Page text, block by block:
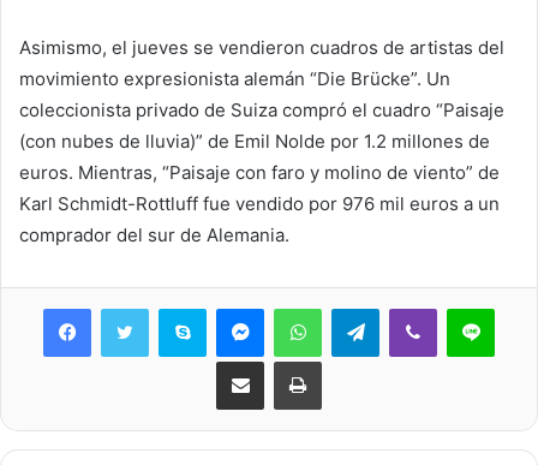
Asimismo, el jueves se vendieron cuadros de artistas del
movimiento expresionista alemán “Die Brücke”. Un
coleccionista privado de Suiza compró el cuadro “Paisaje
(con nubes de lluvia)” de Emil Nolde por 1.2 millones de
euros. Mientras, “Paisaje con faro y molino de viento” de
Karl Schmidt-Rottluff fue vendido por 976 mil euros a un
comprador del sur de Alemania.
Skype MessengerWhatsAppTelegramViber Line
Share via Email Print